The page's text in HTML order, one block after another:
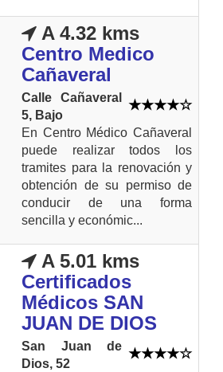
A 4.32 kms
Centro Medico
Cañaveral
Calle Cañaveral
5, Bajo
En Centro Médico Cañaveral
puede realizar todos los
tramites para la renovación y
obtención de su permiso de
conducir de una forma
sencilla y económic...
A 5.01 kms
Certificados
Médicos SAN
JUAN DE DIOS
San Juan de
Dios, 52